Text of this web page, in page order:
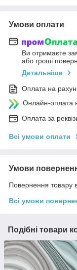
Умови оплати
Ви отримаєте
або гроші
Детальніше
Оплата на
Онлайн-оплата
Оплата за
Всі умови оплати
Умови
Повернення товару
Всі умови
Подібні товари